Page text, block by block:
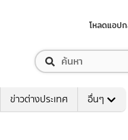
โหลดแอป
ข่าวต่างประเทศ อื่นๆ